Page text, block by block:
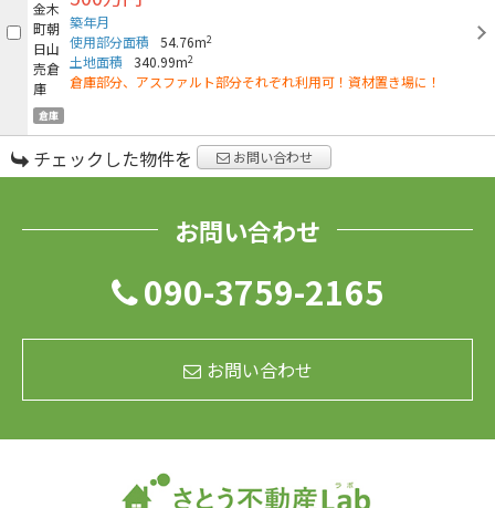
倉庫
築年月
使用部分面積
54.76m2
土地面積 340.99m2
倉庫部分、アスファルト部分それぞれ利用可！資材置き場に！
チェックした物件を お問い合わせ
お問い合わせ
090-3759-2165
お問い合わせ